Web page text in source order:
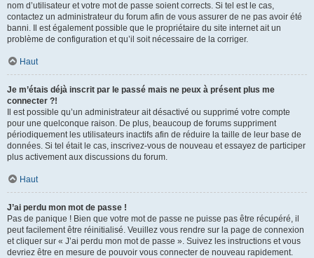
nom d’utilisateur et votre mot de passe soient corrects. Si tel est le cas,
contactez un administrateur du forum afin de vous assurer de ne pas avoir été
banni. Il est également possible que le propriétaire du site internet ait un
problème de configuration et qu’il soit nécessaire de la corriger.
Haut
Je m’étais déjà inscrit par le passé mais ne peux à présent plus me
connecter ?!
Il est possible qu’un administrateur ait désactivé ou supprimé votre compte
pour une quelconque raison. De plus, beaucoup de forums suppriment
périodiquement les utilisateurs inactifs afin de réduire la taille de leur base de
données. Si tel était le cas, inscrivez-vous de nouveau et essayez de participer
plus activement aux discussions du forum.
Haut
J’ai perdu mon mot de passe !
Pas de panique ! Bien que votre mot de passe ne puisse pas être récupéré, il
peut facilement être réinitialisé. Veuillez vous rendre sur la page de connexion
et cliquer sur « J’ai perdu mon mot de passe ». Suivez les instructions et vous
devriez être en mesure de pouvoir vous connecter de nouveau rapidement.